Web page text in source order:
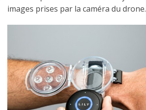
images prises par la caméra du drone.